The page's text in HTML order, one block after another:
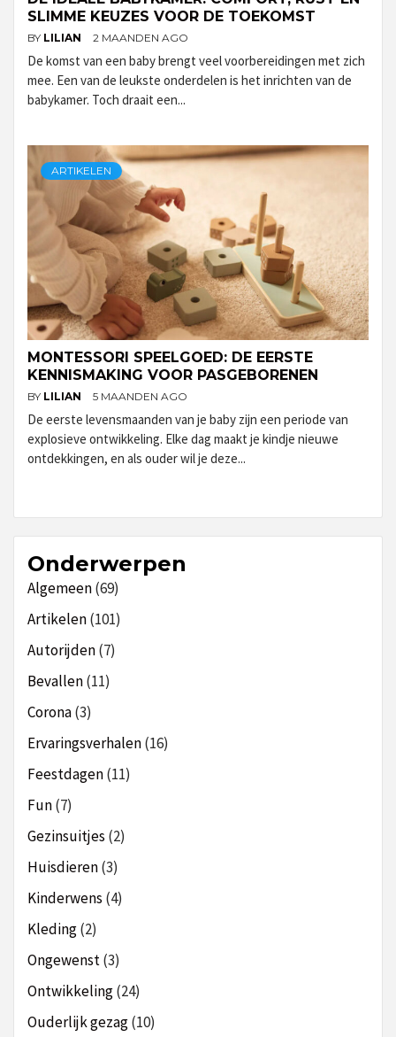
SLIMME KEUZES VOOR DE TOEKOMST
BY LILIAN 2 MAANDEN AGO
De komst van een baby brengt veel voorbereidingen met zich
mee. Een van de leukste onderdelen is het inrichten van de
babykamer. Toch draait een...
ARTIKELEN
MONTESSORI SPEELGOED: DE EERSTE
KENNISMAKING VOOR PASGEBORENEN
BY LILIAN 5 MAANDEN AGO
De eerste levensmaanden van je baby zijn een periode van
explosieve ontwikkeling. Elke dag maakt je kindje nieuwe
ontdekkingen, en als ouder wil je deze...
Onderwerpen
Algemeen(69)
Artikelen(101)
Autorijden(7)
Bevallen(11)
Corona(3)
Ervaringsverhalen(16)
Feestdagen(11)
Fun(7)
Gezinsuitjes (2)
Huisdieren(3)
Kinderwens (4)
Kleding(2)
Ongewenst(3)
Ontwikkeling(24)
Ouderlijk gezag(10)